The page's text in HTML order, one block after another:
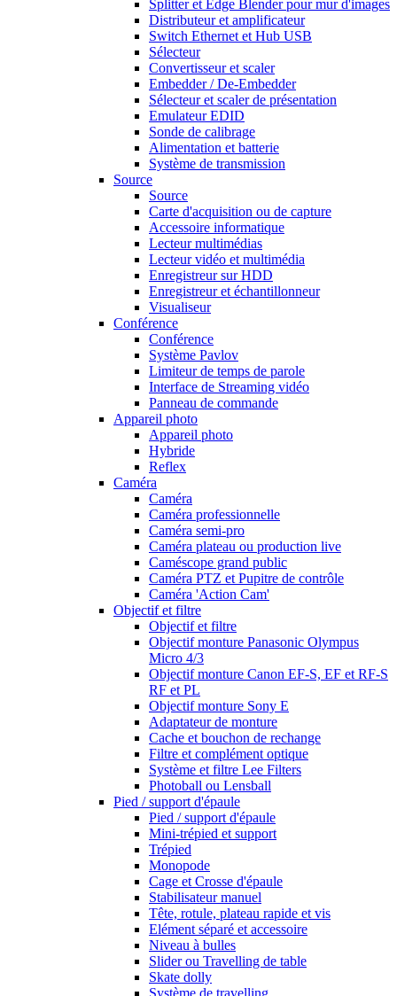
Splitter et Edge Blender pour mur d'images
Distributeur et amplificateur
Switch Ethernet et Hub USB
Sélecteur
Convertisseur et scaler
Embedder / De-Embedder
Sélecteur et scaler de présentation
Emulateur EDID
Sonde de calibrage
Alimentation et batterie
Système de transmission
Source
Source
Carte d'acquisition ou de capture
Accessoire informatique
Lecteur multimédias
Lecteur vidéo et multimédia
Enregistreur sur HDD
Enregistreur et échantillonneur
Visualiseur
Conférence
Conférence
Système Pavlov
Limiteur de temps de parole
Interface de Streaming vidéo
Panneau de commande
Appareil photo
Appareil photo
Hybride
Reflex
Caméra
Caméra
Caméra professionnelle
Caméra semi-pro
Caméra plateau ou production live
Caméscope grand public
Caméra PTZ et Pupitre de contrôle
Caméra 'Action Cam'
Objectif et filtre
Objectif et filtre
Objectif monture Panasonic Olympus
Micro 4/3
Objectif monture Canon EF-S, EF et RF-S
RF et PL
Objectif monture Sony E
Adaptateur de monture
Cache et bouchon de rechange
Filtre et complément optique
Système et filtre Lee Filters
Photoball ou Lensball
Pied / support d'épaule
Pied / support d'épaule
Mini-trépied et support
Trépied
Monopode
Cage et Crosse d'épaule
Stabilisateur manuel
Tête, rotule, plateau rapide et vis
Elément séparé et accessoire
Niveau à bulles
Slider ou Travelling de table
Skate dolly
Système de travelling